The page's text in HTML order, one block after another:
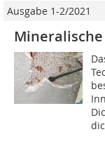
Ausgabe 1-2/2021